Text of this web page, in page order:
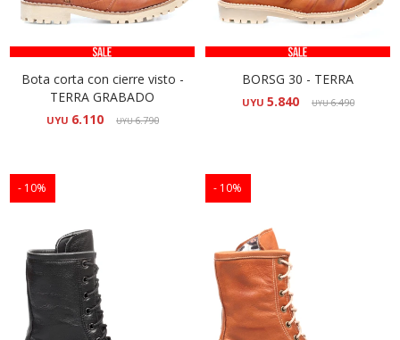
Bota corta con cierre visto -
TERRA GRABADO
UYU 6.110 UYU6.790
BORSG 30 - TERRA
UYU 5.840 UYU6.490
10 10